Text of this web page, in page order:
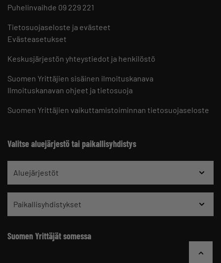
Puhelinvaihde 09 229 221
Tietosuojaseloste ja evästeet
Evästeasetukset
Keskusjärjestön yhteystiedot ja henkilöstö
Suomen Yrittäjien sisäinen ilmoituskanava
Ilmoituskanavan ohjeet ja tietosuoja
Suomen Yrittäjien vaikuttamistoiminnan tietosuojaseloste
Valitse aluejärjestö tai paikallisyhdistys
Aluejärjestöt
Paikallisyhdistykset
Suomen Yrittäjät somessa